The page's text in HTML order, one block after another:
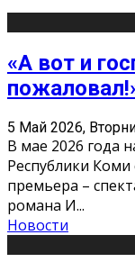
«А вот и
5 Май 2026,
В мае 2026 года
Республики Коми
премьера –
романа И...
Новости